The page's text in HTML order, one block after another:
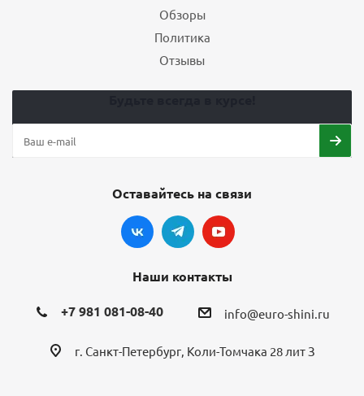
Обзоры
Политика
Отзывы
Оставайтесь на связи
Наши контакты
+7 981 081-08-40 info@euro-shini.ru
г. Санкт-Петербург, Коли-Томчака 28 лит З